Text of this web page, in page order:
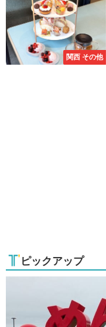
関西 その他
ピックアップ